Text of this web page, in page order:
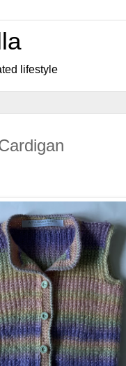
lifestyle